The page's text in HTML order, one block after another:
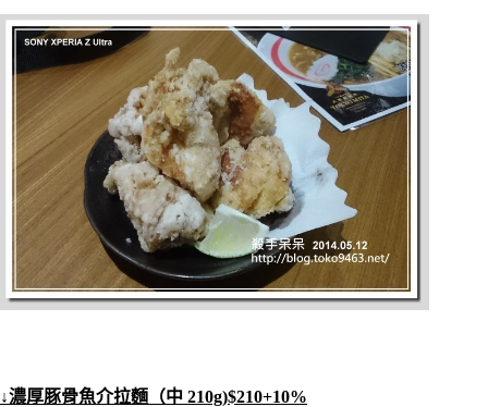
↓濃厚豚骨魚介拉麵（中 210g)$210+10%